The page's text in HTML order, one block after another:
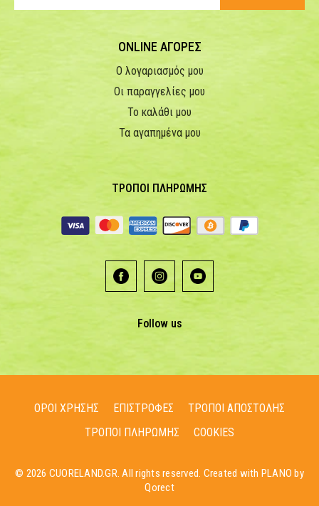
ONLINE ΑΓΟΡΕΣ
Ο λογαριασμός μου
Οι παραγγελίες μου
Το καλάθι μου
Τα αγαπημένα μου
ΤΡΟΠΟΙ ΠΛΗΡΩΜΗΣ
Follow us
ΟΡΟΙ ΧΡΗΣΗΣ ΕΠΙΣΤΡΟΦΕΣ
ΤΡΟΠΟΙ ΑΠΟΣΤΟΛΗΣ
ΤΡΟΠΟΙ ΠΛΗΡΩΜΗΣ
COOKIES
© 2026 CUORELAND.GR. All rights reserved. Created with PLANO by
Qorect